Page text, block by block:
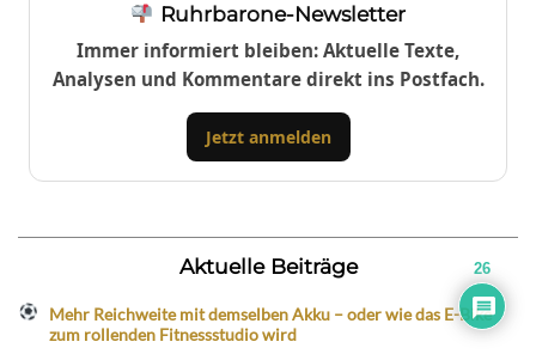
Ruhrbarone-Newsletter
Immer informiert bleiben: Aktuelle Texte,
Analysen und Kommentare direkt ins Postfach.
Jetzt anmelden
Aktuelle Beiträge
Mehr Reichweite mit demselben Akku – oder wie das E-Bike
zum rollenden Fitnessstudio wird
26